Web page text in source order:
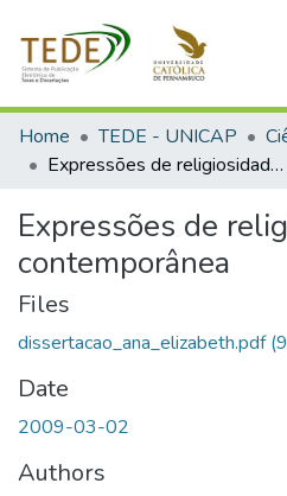
Communities & Collections
All of DSpace
Home TEDE - UNICAP
Expressões de religiosidade na arte contemporânea
Expressões de
contemporânea
Files
dissertacao_ana_elizabeth.pdf
Date
2009-03-02
Authors